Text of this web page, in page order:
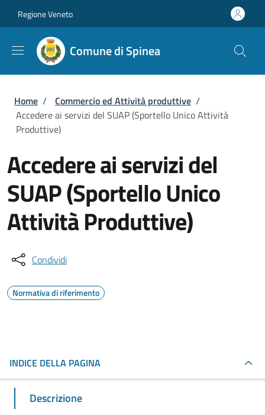
Regione Veneto
Comune di Spinea
Briciole di pane
Home / Commercio ed Attività produttive /
Accedere ai servizi del SUAP (Sportello Unico Attività
Produttive)
Accedere ai servizi del
SUAP (Sportello Unico
Attività Produttive)
Condividi
Normativa di riferimento
INDICE DELLA PAGINA
Descrizione